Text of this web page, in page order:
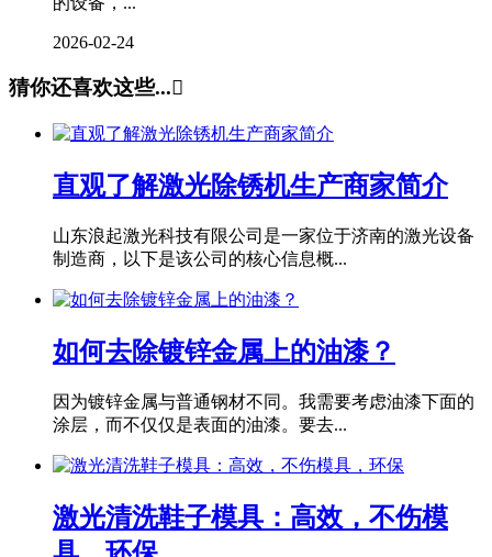
2026-02-24
猜你还喜欢这些...
直观了解激光除锈机生产商家简介
山东浪起激光科技有限公司是一家位于济南的激光设备
制造商，以下是该公司的核心信息概...
如何去除镀锌金属上的油漆？
因为镀锌金属与普通钢材不同。我需要考虑油漆下面的
涂层，而不仅仅是表面的油漆。要去...
激光清洗鞋子模具：高效，不伤模